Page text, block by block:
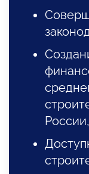
России,